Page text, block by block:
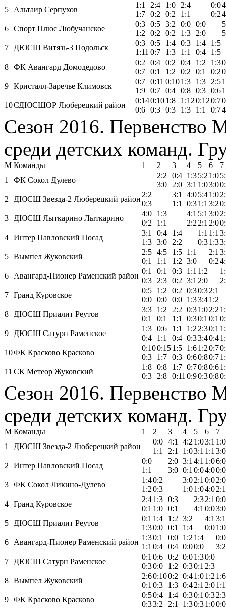
5
Альтаир Серпухов
1:1
1:7
2:4
0:2
1:0
0:2
2:4
1:1
0:0
0:2
6 Спорт Плюс Любучанское
0:3
1:2
0:5
0:2
3:2
0:2
0:0
1:3
0:0
2:0
7
ДЮСШ Витязь-3 Подольск
0:3
1:11
0:5
0:7
1:4
1:3
0:3
1:1
1:4
0:4
1:5
1:5
8 ФК Авангард Домодедово
0:2
0:7
0:4
0:1
0:2
1:2
0:4
0:2
1:2
0:1
1:3
0:2
9 Кристалл-Заречье Климовск
0:7
1:9
0:11
0:7
0:10
0:4
1:3
0:8
1:3
0:3
2:5
0:6
10СДЮСШОР Люберецкий район
0:14
0:6
0:10
0:3
1:8
0:3
1:12
1:3
0:12
1:1
0:7
0:7
Сезон 2016. Первенство
среди детских команд.
М Команды 1 2 3 4 5 6
7
1
ФК Сокол Дулево
2:2
3:0
0:4
2:0
1:3
3:1
5:2
1:0
1:0
3:0
2
ДЮСШ Звезда-2 Люберецкий район
2:2
0:3
3:1
1:1
4:0
0:3
5:4
1:1
1:0
3:2
3
ДЮСШ Лыткарино Лыткарино
4:0
0:2
1:3
1:1
4:1
2:2
5:1
2:1
3:0
2:0
4 Интер Павловский Посад
3:1
1:3
0:4
3:0
1:4
2:2
1:1
0:3
1:1
1:3
5 Вымпел Жуковский
2:5
0:1
4:5
1:1
1:5
1:2
1:1
3:0
2:1
0:2
6
Авангард-Пионер Раменский район
0:1
0:3
0:1
2:3
0:3
0:2
1:1
3:1
1:2
2:0
7 Гранд Куровское
0:5
0:0
1:2
0:0
0:2
0:0
0:3
1:3
0:3
3:4
2:1
1:2
8
ДЮСШ Приалит Реутов
3:3
0:1
1:2
0:1
2:2
1:1
0:3
0:3
1:0
0:1
2:2
0:1
9
ДЮСШ Сатурн Раменское
1:3
0:4
0:6
1:1
1:1
0:4
1:2
0:3
2:3
3:4
0:1
0:4
10ФК Красково Красково
0:10
0:3
0:15
1:7
1:5
0:3
1:6
0:6
1:2
0:8
0:7
0:7
11 СК Метеор Жуковский
1:8
0:3
0:8
2:8
1:7
0:11
0:7
0:9
0:8
0:3
0:6
0:8
Сезон 2016. Первенство
среди детских команд.
М Команды 1 2 3 4 5 6
7
1
ДЮСШ Звезда-2 Люберецкий район
0:0
1:1
4:1
2:1
4:2
1:0
1:0
3:1
3:1
1:1
1:0
3:0
2
Интер Павловский Посад
0:0
1:1
2:0
3:0
3:1
0:1
4:1
0:0
1:0
4:0
6:0
0:0
3 ФК Сокол Ликино-Дулево
1:4
1:2
0:2
0:3
3:0
1:0
2:1
1:0
0:0
4:0
2:0
2:1
4 Гранд Куровское
2:4
0:1
1:3
1:0
0:3
0:1
2:3
4:1
2:1
0:0
0:0
3:0
5
ДЮСШ Приалит Реутов
0:1
1:3
1:4
0:0
1:2
0:1
3:2
1:4
4:1
0:0
3:1
1:0
6
Авангард-Пионер Раменский район
1:3
1:1
0:1
0:4
0:0
0:4
1:2
0:0
1:4
0:0
0:0
3:2
7
ДЮСШ Сатурн Раменское
0:1
0:3
0:6
0:0
0:2
1:2
0:0
0:3
1:3
0:1
0:0
2:3
8 Вымпел Жуковский
2:6
0:1
0:10
0:3
0:2
1:3
0:4
0:4
1:0
2:1
1:2
2:0
1:6
1:1
9 ФК Красково Красково
0:5
0:3
0:4
3:2
1:4
2:1
0:3
1:3
0:1
0:3
0:3
1:0
2:3
0:0